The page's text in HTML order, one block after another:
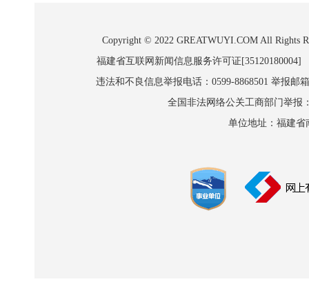
Copyright © 2022 GREATWUYI.COM All Rights
福建省互联网新闻信息服务许可证
违法和不良信息举报电话：0599-8868501 举报邮
全国非法网络公关工商部门举报
单位地址：福建省